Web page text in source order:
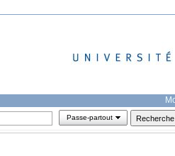
Passe-partout